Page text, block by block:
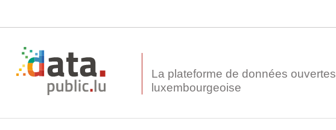
La plateforme de données ouvertes